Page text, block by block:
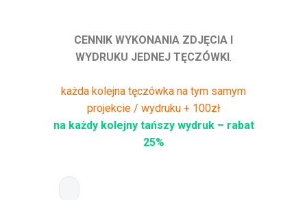
CENNIK WYKONANIA ZDJĘCIA I
WYDRUKU JEDNEJ TĘCZÓWKI
każda kolejna tęczówka na tym samym
projekcie / wydruku + 100zł
na każdy kolejny tańszy wydruk – rabat
25%